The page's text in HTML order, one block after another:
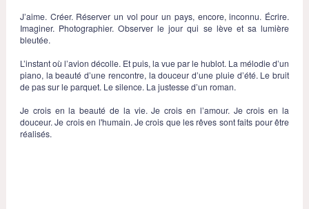
J’aime. Créer. Réserver un vol pour un pays, encore, inconnu. Écrire.
Imaginer. Photographier. Observer le jour qui se lève et sa lumière
bleutée.
L’instant où l’avion décolle. Et puis, la vue par le hublot. La mélodie d’un
piano, la beauté d’une rencontre, la douceur d’une pluie d’été. Le bruit
de pas sur le parquet. Le silence. La justesse d’un roman.
Je crois en la beauté de la vie. Je crois en l’amour. Je crois en la
douceur. Je crois en l'humain. Je crois que les rêves sont faits pour être
réalisés.